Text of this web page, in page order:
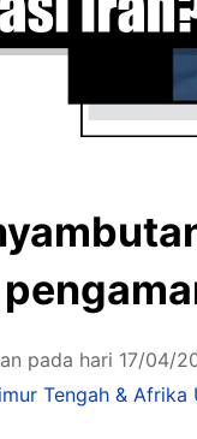
pada hari 17/04/
Tengah & Afrika